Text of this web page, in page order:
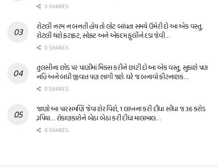
0 SHARES
રોટલી નરમ ન બનતી હોય તો લોટ બાંધતા સમયે ઉમેરી દો આ એક વસ્તુ,
રોટલી થશે ફટાફટ, સોફ્ટ અને એકદમ ફૂલીને દડા જેવી…
0 SHARES
તુલસીના છોડ પર પાણીમાં મિક્સ કરીને છાંટી દો આ એક વસ્તુ, સુકાશે પણ
નહિ અને બધી જીવાત પણ ભાગી જશે. ઘરે જ બનાવો કીટનાશક…
0 SHARES
જાણો આ પારસમણિ જેવા શેર વિશે, 1 લાખના કરી દીધા સીધા જ 36 કરોડ
રૂપિયા… રોકાણકારોને બેઠા બેઠા કરી દીધા માલામાલ…
0 SHARES